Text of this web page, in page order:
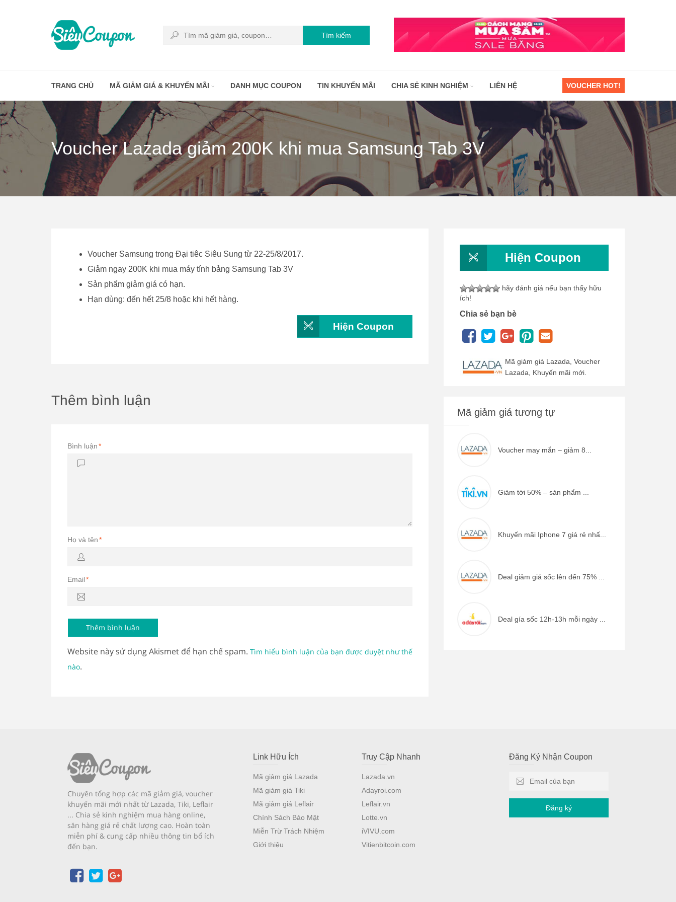
Tìm kiếm
TRANG CHỦ MÃ GIẢM GIÁ & KHUYẾN MÃI DANH MỤC COUPON TIN KHUYẾN MÃI CHIA SẺ KINH NGHIỆM LIÊN HỆ VOUCHER HOT!
Voucher Lazada giảm 200K khi mua Samsung Tab 3V
Voucher Samsung trong Đại tiêc Siêu Sung từ 22-25/8/2017.
Giảm ngay 200K khi mua máy tính bảng Samsung Tab 3V
Sản phẩm giảm giá có hạn.
Hạn dùng: đến hết 25/8 hoặc khi hết hàng.
Hiện Coupon
Thêm bình luận
Bình luận*
Họ và tên*
Email*
Website này sử dụng Akismet để hạn chế spam. Tìm hiểu bình luận của bạn được duyệt như thế
nào.
Hiện Coupon
hãy đánh giá nếu bạn thấy hữu
ích!
Chia sẻ bạn bè
Mã giảm giá Lazada, Voucher
Lazada, Khuyến mãi mới.
Mã giảm giá tương tự
Voucher may mắn – giảm 8...
Giảm tới 50% – sản phẩm ...
Khuyến mãi Iphone 7 giá rẻ nhấ...
Deal giảm giá sốc lên đến 75% ...
Deal gía sốc 12h-13h mỗi ngày ...
Chuyên tổng hợp các mã giảm giá, voucher
khuyến mãi mới nhất từ Lazada, Tiki, Leflair
... Chia sẻ kinh nghiệm mua hàng online,
săn hàng giá rẻ chất lượng cao. Hoàn toàn
miễn phí & cung cấp nhiều thông tin bổ ích
đến bạn.
Link Hữu Ích
Mã giảm giá Lazada
Mã giảm giá Tiki
Mã giảm giá Leflair
Chính Sách Bảo Mật
Miễn Trừ Trách Nhiệm
Giới thiệu
Truy Cập Nhanh
Lazada.vn
Adayroi.com
Leflair.vn
Lotte.vn
iVIVU.com
Vitienbitcoin.com
Đăng Ký Nhận Coupon
Đăng ký